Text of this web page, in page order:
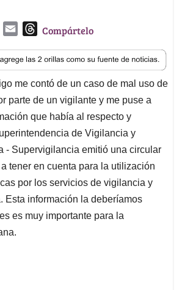
n
n
a
i
l
T
r
e
a
d
s
Compártelo
me contó de un caso de mal uso de
parte de un vigilante y me puse a
que había al respecto y
de Vigilancia y
- Supervigilancia emitió una circular
tener en cuenta para la utilización
por los servicios de vigilancia y
Esta información la deberíamos
es muy importante para la